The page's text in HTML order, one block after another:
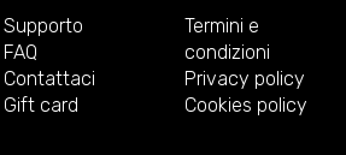
Supporto
FAQ
Contattaci
Gift card
Termini e
condizioni
Privacy policy
Cookies policy